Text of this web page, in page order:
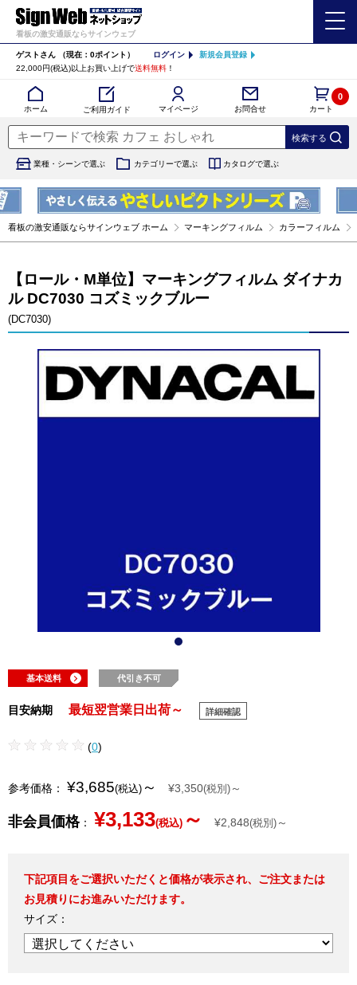
看板の激安通販ならサインウェブ
ゲストさん （現在：0ポイント） ログイン
新規会員登録
22,000円(税込)以上お買い上げで送料無料 ！
ホーム ご利用ガイド マイページ お問合せ カート
0
業種・シーンで選ぶ カテゴリーで選ぶ カタログで選ぶ
看板の激安通販ならサインウェブ ホーム マーキングフィルム カラーフィルム
【ロール・M単位】マーキングフィルム ダイナカ
ル DC7030 コズミックブルー
(DC7030)
基本送料 代引き不可
目安納期 最短翌営業日出荷～ 詳細確認
(0)
参考価格： ¥3,685(税込) ～ ¥3,350(税別) ～
非会員価格： ¥3,133(税込) ～ ¥2,848(税別) ～
下記項目をご選択いただくと価格が表示され、ご注文または
お見積りにお進みいただけます。
サイズ：